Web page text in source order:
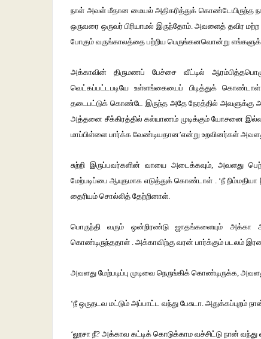
நாள் அவள் மீதான மையல் அதிகரித்துக் கொண்டேயிருந்த
ஒருவரை ஒருவர் பிரியாமல் இருந்தோம்.அவளைத் தவிர மற்ற
போகும் வருங்காலத்தை பற்றிய பெருங்கனவொன்று
அக்காவின் திருமணப் பேச்சை வீட்டில்
வெட்கப்பட்டபடியே
உள்ளங்கையைப் பிடித்துக் கொண்டாள்
தடைபட்டுக் கொண்டே இருந்த அதே நேரத்தில் அவளுக்கு
அத்தனை சீக்கிரத்தில் கல்யாணம் முடிக்கும் யோசனை
மாப்பிள்ளை பார்க்க வேண்டியதான’என்று உறவினர்கள்
சுற்றி இருப்பவர்களின் வாயை அடைக்கவும் அவளது
மேற்படிப்பை ஆயுதமாக எடுத்துக் கொண்டாள் . ‘நீ நிம்மதியா
தைரியம் சொல்லித் தேற்றினாள்
பொருந்தி வரும் ஒன்றிரண்டு ஜாதங்களையும் அக்கா
கொண்டிருந்ததாள் அக்காவிற்கு வரன் பார்க்கும் படலம்
அவளது மேற்படிப்பு முடிவை நெருங்கிக் கொண்டிருக்க
‘நீ ஒருதடவ மட்டும் அப்பாட்ட வந்து பேசுடா அதுக்கப்புறம்
‘லூசா நீ? அக்காவ கட்டிக் கொடுக்காம வச்சிட்டு நான் வந்து